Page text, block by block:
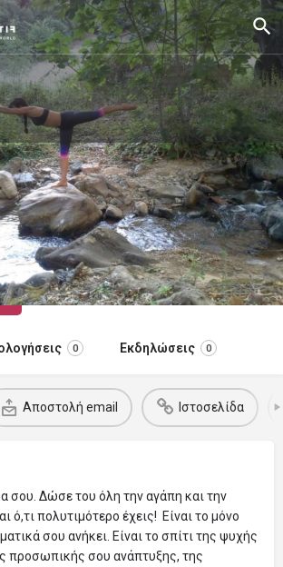
(Despina
0 Εκδηλώσεις 0
Αποστολή email Ιστοσελίδα
σου. Δώσε του όλη την αγάπη και την
ό,τι πολυτιμότερο έχεις! Είναι το μόνο
σου ανήκει. Είναι το σπίτι της ψυχής
προσωπικής σου ανάπτυξης, της